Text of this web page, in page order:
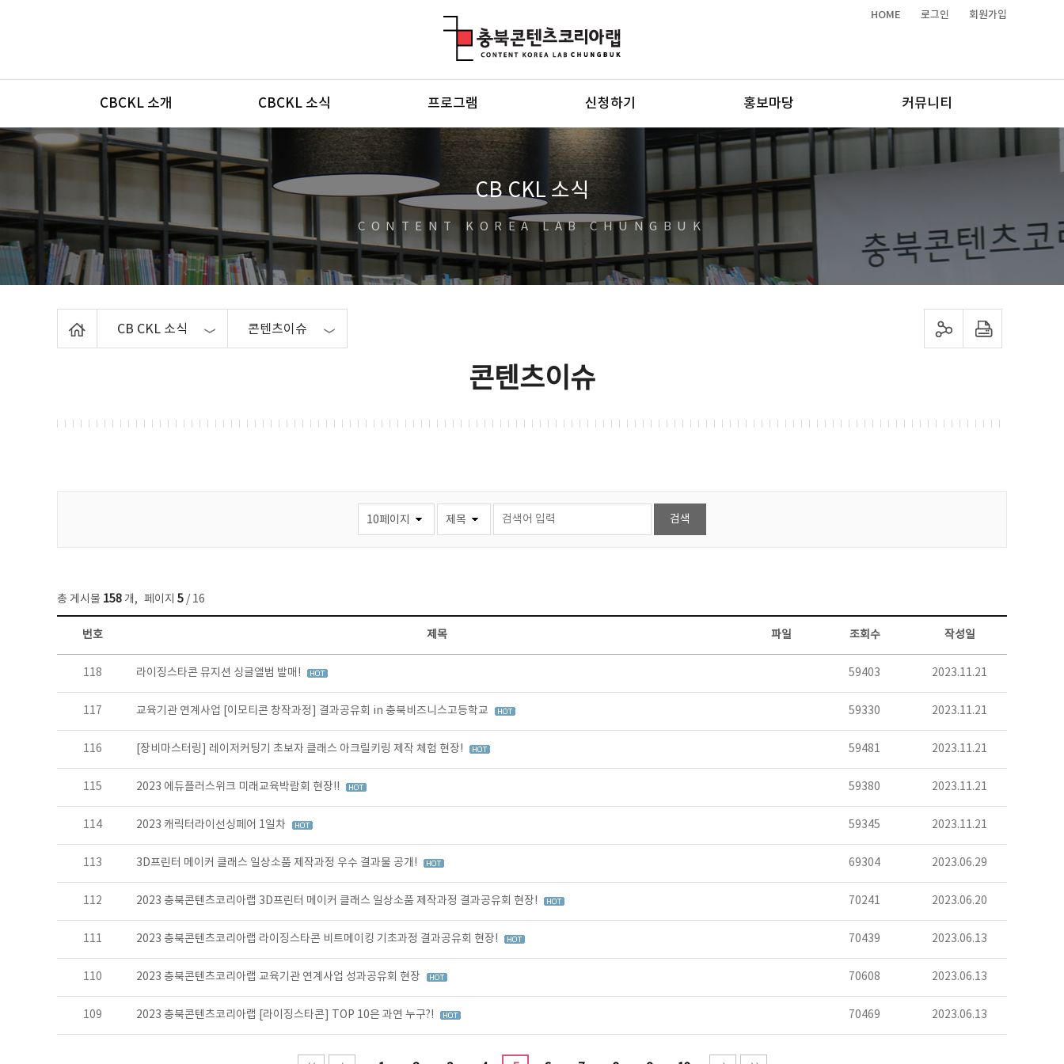
HOME 로그인 회원가입
메뉴
CBCKL 소개 CBCKL 소식 프로그램 신청하기 홍보마당 커뮤니티
CB CKL 소식
CONTENT KOREA LAB CHUNGBUK
CB CKL 소식 콘텐츠이슈 sns 공유하기 프린트하기
콘텐츠이슈
총 게시물 158 개, 페이지 5 / 16
콘텐츠이슈 목록 - 번호, 제목, 작성자, 파일, 조회수, 작성일 정보 제공
번호 제목 파일 조회수 작성일
118 라이징스타콘 뮤지션 싱글앨범 발매! 59403 2023.11.21
117 교육기관 연계사업 [이모티콘 창작과정] 결과공유회 in 충북비즈니스고등학교 59330 2023.11.21
116 [장비마스터링] 레이저커팅기 초보자 클래스 아크릴키링 제작 체험 현장! 59481 2023.11.21
115 2023 에듀플러스위크 미래교육박람회 현장!! 59380 2023.11.21
114 2023 캐릭터라이선싱페어 1일차 59345 2023.11.21
113 3D프린터 메이커 클래스 일상소품 제작과정 우수 결과물 공개! 69304 2023.06.29
112 2023 충북콘텐츠코리아랩 3D프린터 메이커 클래스 일상소품 제작과정 결과공유회 현장! 70241 2023.06.20
111 2023 충북콘텐츠코리아랩 라이징스타콘 비트메이킹 기초과정 결과공유회 현장! 70439 2023.06.13
110 2023 충북콘텐츠코리아랩 교육기관 연계사업 성과공유회 현장 70608 2023.06.13
109 2023 충북콘텐츠코리아랩 [라이징스타콘] TOP 10은 과연 누구?! 70469 2023.06.13